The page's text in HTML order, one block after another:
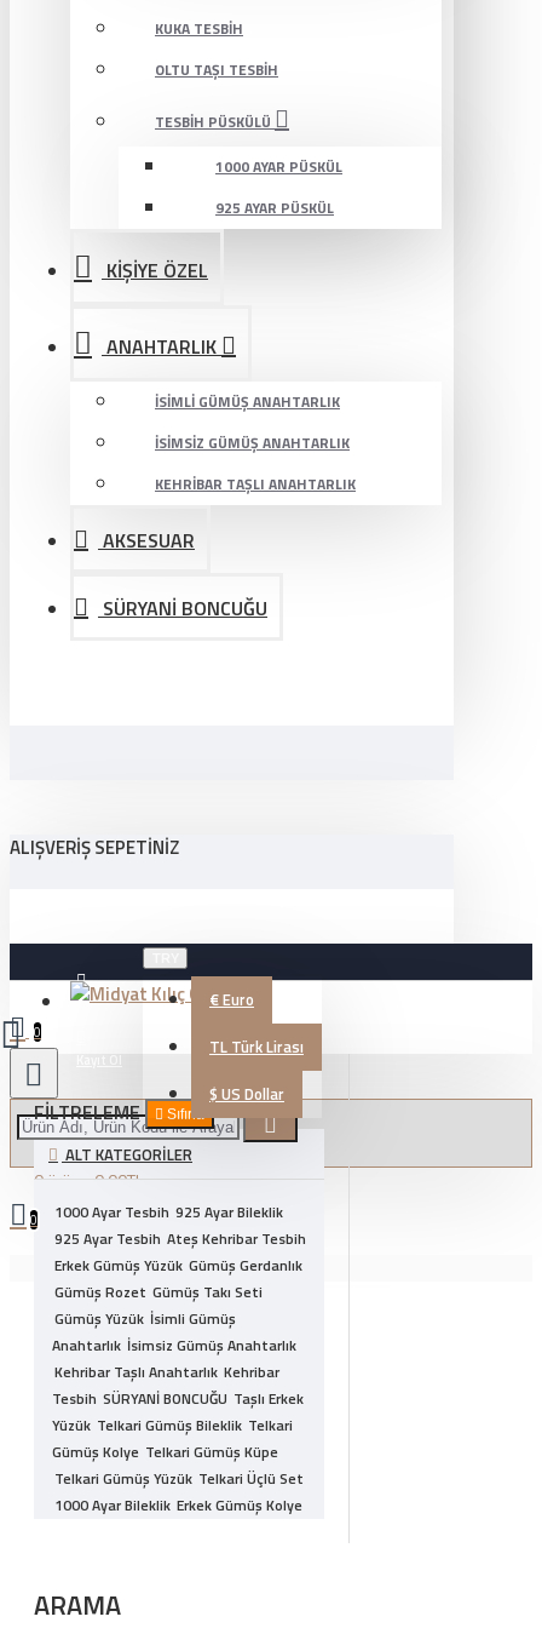
KUKA TESBIH
OLTU TAŞI TESBIH
TESBIH PÜSKÜLÜ
1000 AYAR PÜSKÜL
925 AYAR PÜSKÜL
KİŞİYE ÖZEL
ANAHTARLIK
İSIMLI GÜMÜŞ ANAHTARLIK
İSIMSIZ GÜMÜŞ ANAHTARLIK
KEHRIBAR TAŞLI ANAHTARLIK
AKSESUAR
SÜRYANİ BONCUĞU
ALIŞVERIŞ SEPETINIZ
Üye Girişi €Euro
TL Türk Lirası
$ US Dollar
0
0 ürün - 0,00TL
0
Alışveriş sepetiniz boş!
FILTRELEME Sıfırla
ALT KATEGORILER
1000 Ayar Tesbih 925 Ayar Bileklik
925 Ayar Tesbih Ateş Kehribar Tesbih
Erkek Gümüş Yüzük Gümüş Gerdanlık
Gümüş Rozet Gümüş Takı Seti
Gümüş Yüzük İsimli Gümüş
Anahtarlık İsimsiz Gümüş Anahtarlık
Kehribar Taşlı Anahtarlık Kehribar
Tesbih SÜRYANİ BONCUĞU Taşlı Erkek
Yüzük Telkari Gümüş Bileklik Telkari
Gümüş Kolye Telkari Gümüş Küpe
Telkari Gümüş Yüzük Telkari Üçlü Set
1000 Ayar Bileklik Erkek Gümüş Kolye
Tesbih Zirkon Gümüş Bileklik
ARAMA